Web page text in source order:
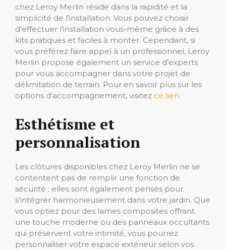
chez Leroy Merlin réside dans la rapidité et la
simplicité de l’installation. Vous pouvez choisir
d’effectuer l’installation vous-même grâce à des
kits pratiques et faciles à monter. Cependant, si
vous préférez faire appel à un professionnel, Leroy
Merlin propose également un service d’experts
pour vous accompagner dans votre projet de
délimitation de terrain. Pour en savoir plus sur les
options d’accompagnement, visitez ce lien.
Esthétisme et
personnalisation
Les clôtures disponibles chez Leroy Merlin ne se
contentent pas de remplir une fonction de
sécurité ; elles sont également pensés pour
s’intégrer harmonieusement dans votre jardin. Que
vous optiez pour des lames composites offrant
une touche moderne ou des panneaux occultants
qui préservent votre intimité, vous pourrez
personnaliser votre espace extérieur selon vos